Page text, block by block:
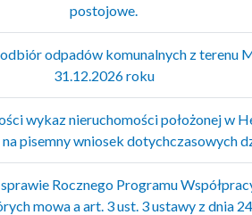
postojowe.
odpadów komunalnych z terenu
31.12.2026 roku
wykaz nieruchomości położonej w
pisemny wniosek dotychczasowych
Rocznego Programu
mowa a art. 3 ust. 3 ustawy z dnia